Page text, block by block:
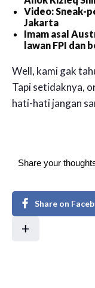
Video: Sneak-
Jakarta
Imam asal
lawan FPI dan
Well, kami gak
Tapi setidaknya,
hati-hati jangan
Share your
Share on
+